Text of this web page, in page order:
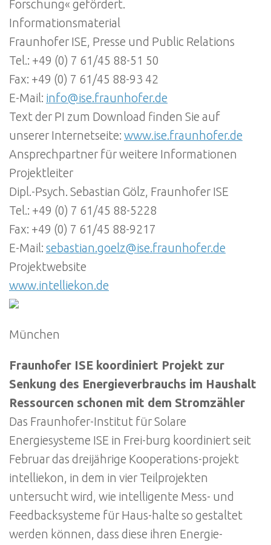
Forschung« gefördert.
Informationsmaterial
Fraunhofer ISE, Presse und Public Relations
Tel.: +49 (0) 7 61/45 88-51 50
Fax: +49 (0) 7 61/45 88-93 42
E-Mail: info@ise.fraunhofer.de
Text der PI zum Download finden Sie auf
unserer Internetseite: www.ise.fraunhofer.de
Ansprechpartner für weitere Informationen
Projektleiter
Dipl.-Psych. Sebastian Gölz, Fraunhofer ISE
Tel.: +49 (0) 7 61/45 88-5228
Fax: +49 (0) 7 61/45 88-9217
E-Mail: sebastian.goelz@ise.fraunhofer.de
Projektwebsite
www.intelliekon.de
München
Fraunhofer ISE koordiniert Projekt zur
Senkung des Energieverbrauchs im Haushalt
Ressourcen schonen mit dem Stromzähler
Das Fraunhofer-Institut für Solare
Energiesysteme ISE in Frei-burg koordiniert seit
Februar das dreijährige Kooperations-projekt
intelliekon, in dem in vier Teilprojekten
untersucht wird, wie intelligente Mess- und
Feedbacksysteme für Haus-halte so gestaltet
werden können, dass diese ihren Energie-